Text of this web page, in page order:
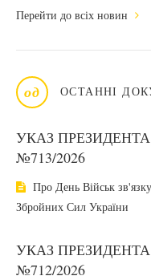
Перейти до всіх новин
од ОСТАННІ
УКАЗ
№713/2026
Про День Військ
Збройних Сил України
УКАЗ
№712/2026